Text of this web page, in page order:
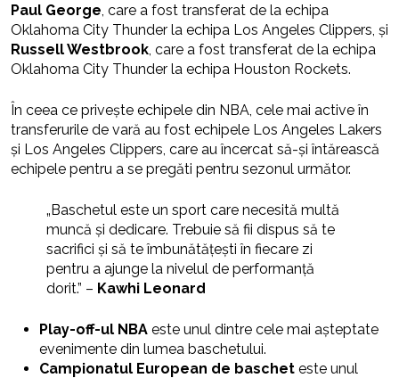
Paul George , care a fost transferat de la echipa
Oklahoma City Thunder la echipa Los Angeles Clippers, și
Russell Westbrook , care a fost transferat de la echipa
Oklahoma City Thunder la echipa Houston Rockets.
În ceea ce privește echipele din NBA, cele mai active în
transferurile de vară au fost echipele Los Angeles Lakers
și Los Angeles Clippers, care au încercat să-și întărească
echipele pentru a se pregăti pentru sezonul următor.
„Baschetul este un sport care necesită multă
muncă și dedicare. Trebuie să fii dispus să te
sacrifici și să te îmbunătățești în fiecare zi
pentru a ajunge la nivelul de performanță
dorit.” – Kawhi Leonard
Play-off-ul NBA este unul dintre cele mai așteptate
evenimente din lumea baschetului.
Campionatul European de baschet este unul